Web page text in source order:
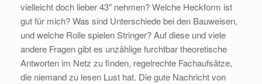
vielleicht doch lieber 43″ nehmen? Welche Heckform ist
gut für mich? Was sind Unterschiede bei den Bauweisen,
und welche Rolle spielen Stringer? Auf diese und viele
andere Fragen gibt es unzählige furchtbar theoretische
Antworten im Netz zu finden, regelrechte Fachaufsätze,
die niemand zu lesen Lust hat. Die gute Nachricht von